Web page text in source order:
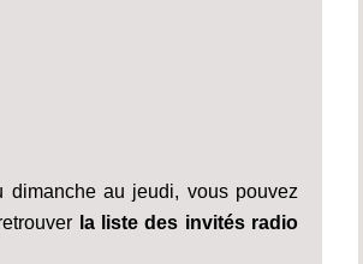
au jeudi, vous pouvez
la liste des invités radio